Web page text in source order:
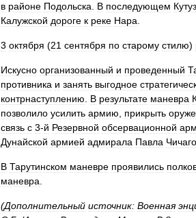
в районе Подольска В последующем
Калужской дороге к реке Нара
3 октября (21 сентября по старому стилю)
Искусно организованный и проведенный
противника и занять выгодное
контрнаступлению
В результате маневра
позволило усилить армию прикрыть
связь с 3-й Резервной обсервационной
Дунайской армией адмирала Павла
В Тарутинском маневре проявились
маневра
(Дополнительный источник: Военная